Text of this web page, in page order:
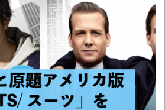
READ MORE